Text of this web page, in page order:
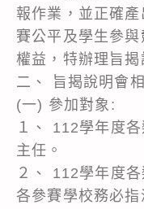
報作業，並正確
賽公平及學生參與
權益，特辦理旨揭
二、 旨揭說明會
(一) 參加對象:
１、 112學年度
主任。
２、 112學年度
各參賽學校務必